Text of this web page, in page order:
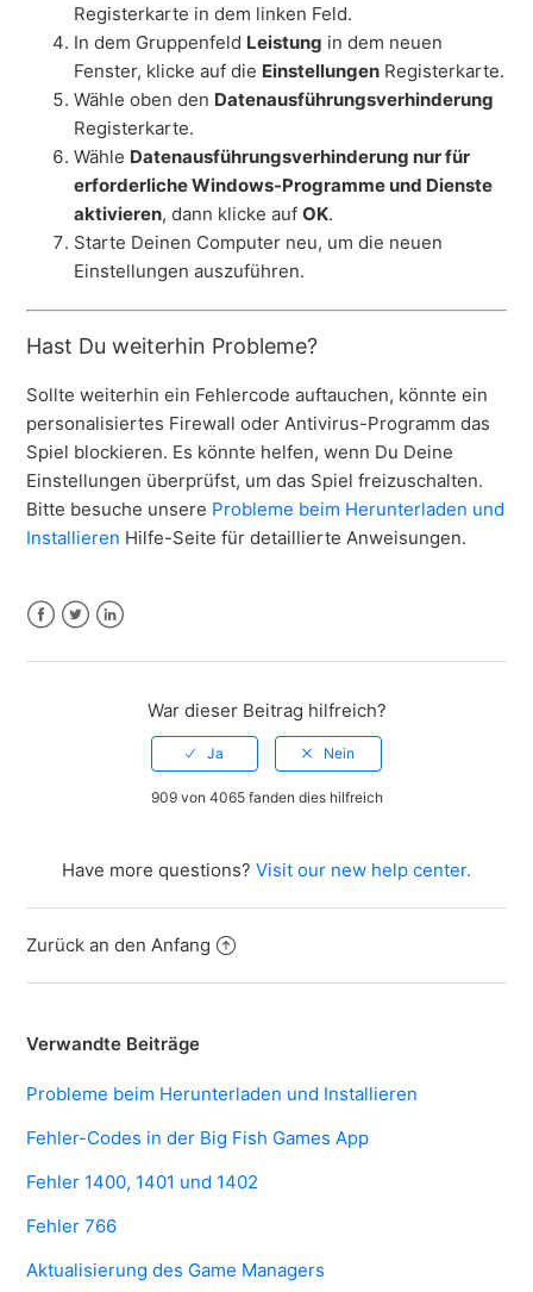
Registerkarte in dem linken Feld.
In dem Gruppenfeld Leistung in dem neuen
Fenster, klicke auf die Einstellungen Registerkarte.
Wähle oben den Datenausführungsverhinderung
Registerkarte.
Wähle Datenausführungsverhinderung nur für
erforderliche Windows-Programme und Dienste
aktivieren, dann klicke aufOK.
Starte Deinen Computer neu, um die neuen
Einstellungen auszuführen.
Hast Du weiterhin Probleme?
Sollte weiterhin ein Fehlercode auftauchen, könnte ein
personalisiertes Firewall oder Antivirus-Programm das
Spiel blockieren. Es könnte helfen, wenn Du Deine
Einstellungen überprüfst, um das Spiel freizuschalten.
Bitte besuche unsere Probleme beim Herunterladen und
Installieren Hilfe-Seite für detaillierte Anweisungen.
War dieser Beitrag hilfreich?
909 von 4065 fanden dies hilfreich
Have more questions? Visit our new help center.
Zurück an den Anfang
Verwandte Beiträge
Probleme beim Herunterladen und Installieren
Fehler-Codes in der Big Fish Games App
Fehler 1400, 1401 und 1402
Fehler 766
Aktualisierung des Game Managers